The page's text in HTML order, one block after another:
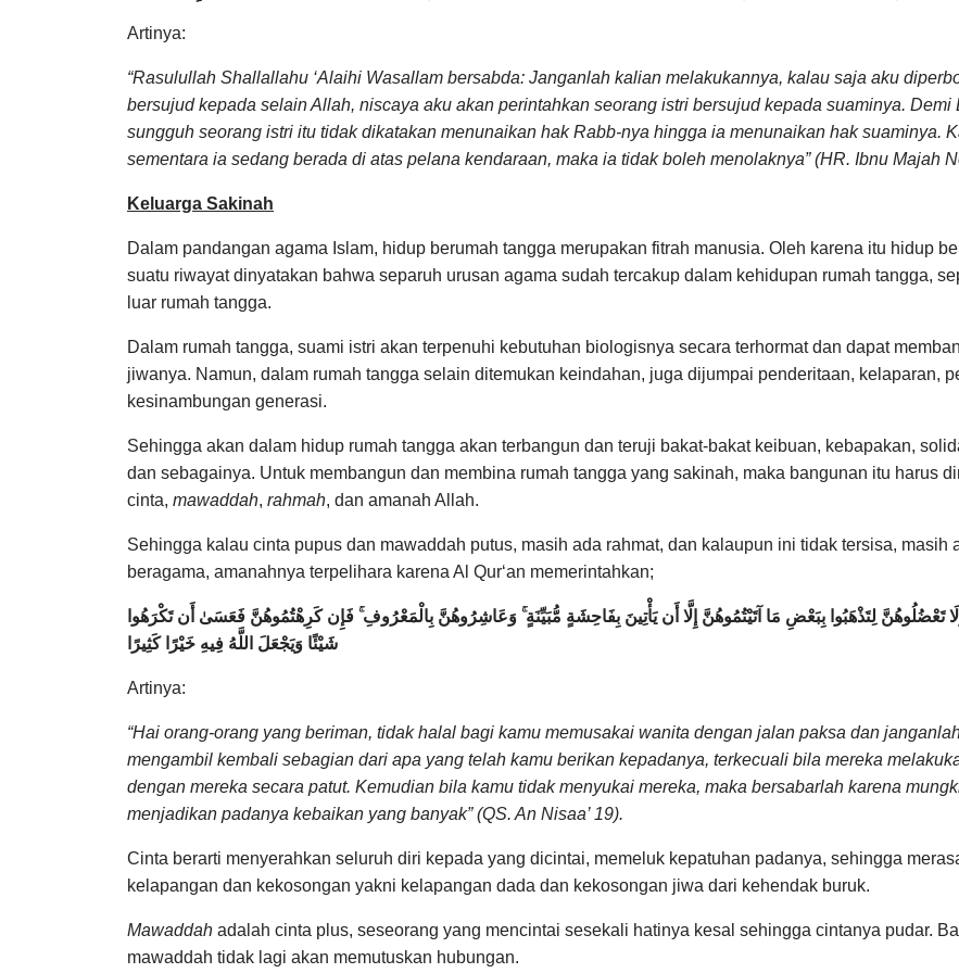
Artinya:
“Rasulullah Shallallahu ‘Alaihi Wasallam bersabda: Janganlah kalian melakukannya, kalau saja aku
bersujud kepada selain Allah, niscaya aku akan perintahkan seorang istri bersujud kepada suaminya.
sungguh seorang istri itu tidak dikatakan menunaikan hak Rabb-nya hingga ia menunaikan hak suaminya.
sementara ia sedang berada di atas pelana kendaraan, maka ia tidak boleh menolaknya” (HR. Ibnu Majah
Keluarga Sakinah
Dalam pandangan agama Islam, hidup berumah tangga merupakan fitrah manusia. Oleh karena itu hidup
suatu riwayat dinyatakan bahwa separuh urusan agama sudah tercakup dalam kehidupan rumah tangga,
luar rumah tangga.
Dalam rumah tangga, suami istri akan terpenuhi kebutuhan biologisnya secara terhormat dan dapat
jiwanya. Namun, dalam rumah tangga selain ditemukan keindahan, juga dijumpai penderitaan, kelaparan,
kesinambungan generasi.
Sehingga akan dalam hidup rumah tangga akan terbangun dan teruji bakat-bakat keibuan, kebapakan,
dan sebagainya. Untuk membangun dan membina rumah tangga yang sakinah, maka bangunan itu harus
cinta, mawaddah, rahmah, dan amanah Allah.
Sehingga kalau cinta pupus dan mawaddah putus, masih ada rahmat, dan kalaupun ini tidak tersisa, masih
beragama, amanahnya terpelihara karena Al Qur‘an memerintahkan;
وَلَا تَعْضُلُوهُنَّ لِتَذْهَبُوا بِبَعْضِ مَا آتَيْتُمُوهُنَّ إِلَّا أَن يَأْتِينَ بِفَاحِشَةٍ مُّبَيِّنَةٍ ۚ وَعَاشِرُوهُنَّ بِالْمَعْرُوفِ ۚ فَإِن كَرِهْتُمُوهُنَّ فَعَسَىٰ أَن تَكْرَهُوا
شَيْئًا وَيَجْعَلَ اللَّهُ فِيهِ خَيْرًا كَثِيرًا
Artinya:
“Hai orang-orang yang beriman, tidak halal bagi kamu memusakai wanita dengan jalan paksa dan
mengambil kembali sebagian dari apa yang telah kamu berikan kepadanya, terkecuali bila mereka
dengan mereka secara patut. Kemudian bila kamu tidak menyukai mereka, maka bersabarlah karena
menjadikan padanya kebaikan yang banyak” (QS. An Nisaa’ 19).
Cinta berarti menyerahkan seluruh diri kepada yang dicintai, memeluk kepatuhan padanya, sehingga
kelapangan dan kekosongan yakni kelapangan dada dan kekosongan jiwa dari kehendak buruk.
Mawaddah adalah cinta plus, seseorang yang mencintai sesekali hatinya kesal sehingga cintanya pudar.
mawaddah tidak lagi akan memutuskan hubungan.